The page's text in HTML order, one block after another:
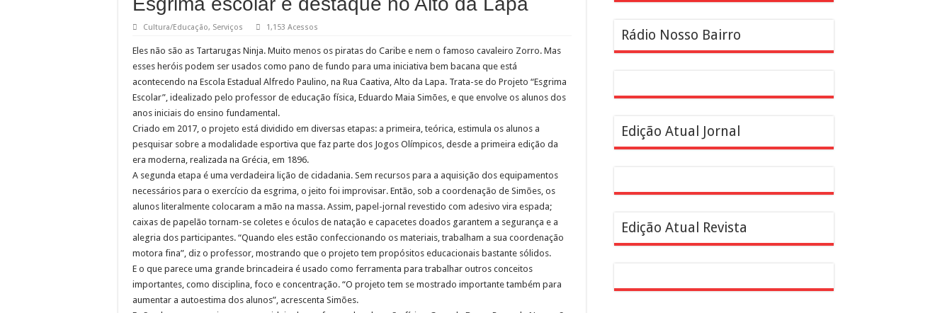
Cultura/Educação, Serviços 1,153 Acessos
Eles não são as Tartarugas Ninja. Muito menos os piratas do Caribe e nem o famoso cavaleiro Zorro. Mas
esses heróis podem ser usados como pano de fundo para uma iniciativa bem bacana que está
acontecendo na Escola Estadual Alfredo Paulino, na Rua Caativa, Alto da Lapa. Trata-se do Projeto “Esgrima
Escolar”, idealizado pelo professor de educação física, Eduardo Maia Simões, e que envolve os alunos dos
anos iniciais do ensino fundamental.
Criado em 2017, o projeto está dividido em diversas etapas: a primeira, teórica, estimula os alunos a
pesquisar sobre a modalidade esportiva que faz parte dos Jogos Olímpicos, desde a primeira edição da
era moderna, realizada na Grécia, em 1896.
A segunda etapa é uma verdadeira lição de cidadania. Sem recursos para a aquisição dos equipamentos
necessários para o exercício da esgrima, o jeito foi improvisar. Então, sob a coordenação de Simões, os
alunos literalmente colocaram a mão na massa. Assim, papel-jornal revestido com adesivo vira espada;
caixas de papelão tornam-se coletes e óculos de natação e capacetes doados garantem a segurança e a
alegria dos participantes. “Quando eles estão confeccionando os materiais, trabalham a sua coordenação
motora fina”, diz o professor, mostrando que o projeto tem propósitos educacionais bastante sólidos.
E o que parece uma grande brincadeira é usado como ferramenta para trabalhar outros conceitos
importantes, como disciplina, foco e concentração. “O projeto tem se mostrado importante também para
aumentar a autoestima dos alunos”, acrescenta Simões.
Rádio Nosso Bairro
Edição Atual Jornal
Edição Atual Revista